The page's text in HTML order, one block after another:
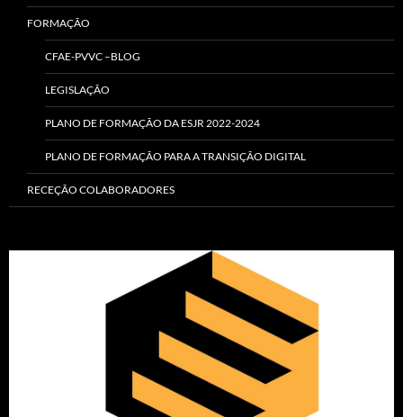
FORMAÇÃO
CFAE-PVVC –BLOG
LEGISLAÇÃO
PLANO DE FORMAÇÃO DA ESJR 2022-2024
PLANO DE FORMAÇÃO PARA A TRANSIÇÃO DIGITAL
RECEÇÃO COLABORADORES